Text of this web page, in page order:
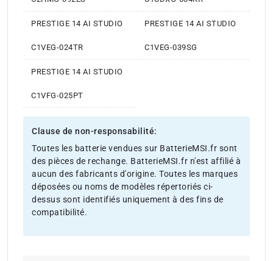
PRESTIGE 14 AI STUDIO
C1VEG-024TR
PRESTIGE 14 AI STUDIO
C1VEG-039SG
PRESTIGE 14 AI STUDIO
C1VFG-025PT
Clause de non-responsabilité:
Toutes les batterie vendues sur BatterieMSI.fr sont
des pièces de rechange. BatterieMSI.fr n'est affilié à
aucun des fabricants d'origine. Toutes les marques
déposées ou noms de modèles répertoriés ci-
dessus sont identifiés uniquement à des fins de
compatibilité.